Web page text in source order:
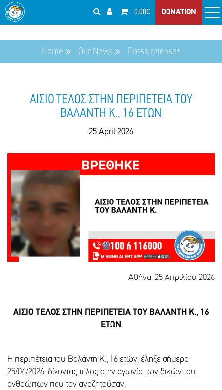
0.00€ DONATION
Home Our News Press releases
ΑΙΣΙΟ ΤΕΛΟΣ ΣΤΗΝ ΠΕΡΙΠΕΤΕΙΑ ΤΟΥ
ΒΑΛΑΝΤΗ Κ., 16 ΕΤΩΝ
25 April 2026
Αθήνα, 25 Απριλίου 2026
ΑΙΣΙΟ ΤΕΛΟΣ ΣΤΗΝ ΠΕΡΙΠΕΤΕΙΑ ΤΟΥ ΒΑΛΑΝΤΗ Κ., 16
ΕΤΩΝ
Η περιπέτεια του Βαλάντη Κ., 16 ετών, έληξε σήμερα
25/04/2026, δίνοντας τέλος στην αγωνία των δικών του
ανθρώπων που τον αναζητούσαν.